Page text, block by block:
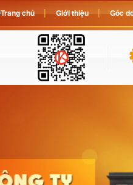
Trang chủ Giới thiệu Góc